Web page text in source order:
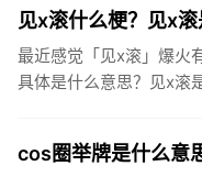
见x滚什么梗？见x
最近感觉「见x滚」爆火
具体是什么意思？见x滚
cos圈举牌是什么意